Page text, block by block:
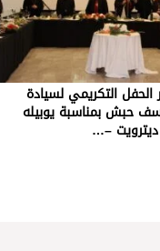
الحفل التكريمي لسيادة
حبش بمناسبة يوبيله
–…